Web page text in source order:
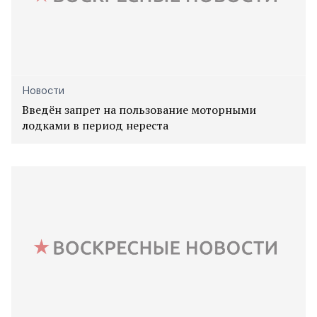
Новости
Введён запрет на пользование моторными
лодками в период нереста